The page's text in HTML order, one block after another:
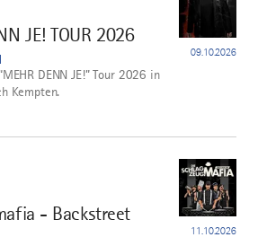
JE! TOUR 2026
09.10.2026
DENN JE!” Tour 2026 in
Kempten.
- Backstreet
11.10.2026